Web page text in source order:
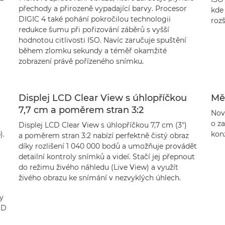
přechody a přirozeně vypadající barvy. Procesor
DIGIC 4 také pohání pokročilou technologii
redukce šumu při pořizování záběrů s vyšší
hodnotou citlivosti ISO. Navíc zaručuje spuštění
během zlomku sekundy a téměř okamžité
zobrazení právě pořízeného snímku.
Displej LCD Clear View s úhlopříčkou
7,7 cm a poměrem stran 3:2
Displej LCD Clear View s úhlopříčkou 7,7 cm (3")
a poměrem stran 3:2 nabízí perfektně čistý obraz
díky rozlišení 1 040 000 bodů a umožňuje provádět
detailní kontroly snímků a videí. Stačí jej přepnout
do režimu živého náhledu (Live View) a využít
živého obrazu ke snímání v nezvyklých úhlech.
o